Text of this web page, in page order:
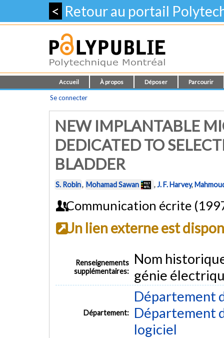
< Retour au portail
Accueil À propos Déposer Parcourir
Se connecter
NEW IMPLANTABLE
DEDICATED TO
BLADDER
S. Robin, Mohamad Sawan ,J. F. Harvey,
Communication écrite
Un lien externe est
Renseignements
supplémentaires:
Nom
génie
Département:
Département
Département
logiciel